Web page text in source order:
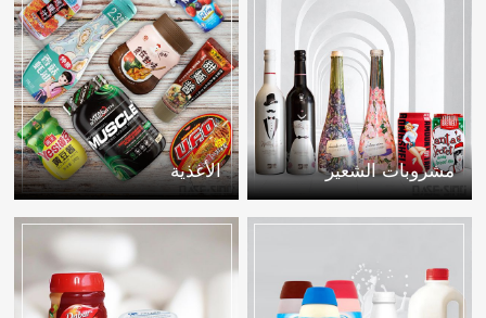
مشروبات الشعير الأغذية